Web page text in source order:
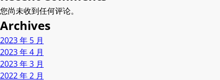
您尚未收到任何评论。
Archives
2023 年 5 月
2023 年 4 月
2023 年 3 月
2022 年 2 月